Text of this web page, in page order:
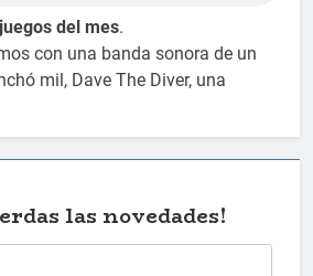
del mes.
con una banda sonora de un
mil, Dave The Diver, una
las novedades!